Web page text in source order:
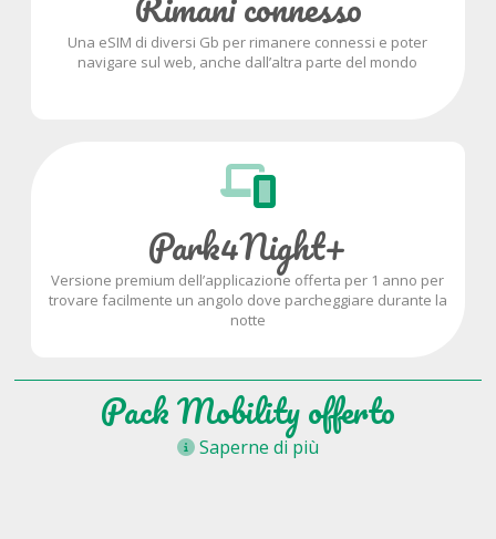
Una eSIM di diversi Gb per rimanere connessi e poter
navigare sul web, anche dall’altra parte del mondo
Park4Night+
Versione premium dell’applicazione offerta per 1 anno per
trovare facilmente un angolo dove parcheggiare durante la
notte
Pack Mobility offerto
Saperne di più